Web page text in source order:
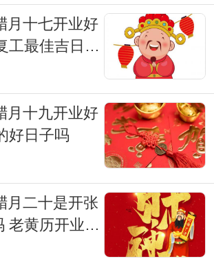
月十七开业好
工最佳吉日期
月十九开业好
好日子吗
月二十是开张
老黄历开业吉